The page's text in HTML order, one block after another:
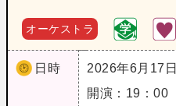
オーケストラ
日時
2026年6月17日
開演：19：00